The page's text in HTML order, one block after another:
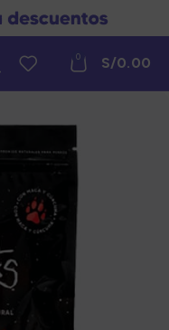
0 S/0.00